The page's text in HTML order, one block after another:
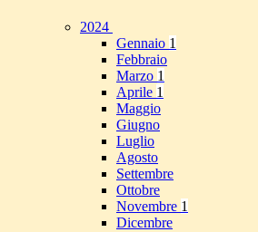
2024
Gennaio 1
Febbraio
Marzo 1
Aprile 1
Maggio
Giugno
Luglio
Agosto
Settembre
Ottobre
Novembre 1
Dicembre